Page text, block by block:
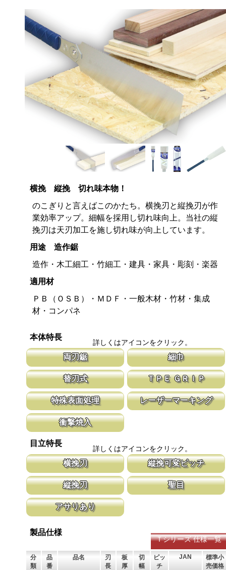
横挽 縦挽 切れ味本物！
のこぎりと言えばこのかたち。横挽刃と縦挽刃が作
業効率アップ。細幅を採用し切れ味向上。当社の縦
挽刃は天刃加工を施し切れ味が向上しています。
用途 造作鋸
造作・木工細工・竹細工・建具・家具・彫刻・楽器
適用材
ＰＢ（ＯＳＢ）・ＭＤＦ・一般木材・竹材・集成
材・コンパネ
本体特長
詳しくはアイコンをクリック。
両刃鋸
縦挽刃と横挽刃が１丁で使用頂ける造作用の両刃鋸です。 造作鋸
は目立ピッチが標準より小さな目立てを施し、仕上がりも重視して
います。
細巾
刃幅が従来のサイズよりも細くしてあり
幅が細いと安定性が増し、切れ味が向上し
替刃式
新しい鋸刃に取り替える事で、ご購入時の切れ味が復活します。
鋸刃のマーキング（右下）に替刃品番を明記しています。
ＴＰＥ ＧＲＩＰ
グリップ全体を軟質の樹脂で覆い、握りや
性を向上させ、和柄を採用したデザインが
す。
特殊表面処理
鋸刃表面にメッキ処理をして、サビから鋸をまもっています。 サ
ビにより切断材料を汚す心配がありません。
レーザーマーキング
衝撃焼入
耐摩耗性に優れ、粘りのある刃に仕上がります。これが永切れする
目立特長
詳しくはアイコンをクリック。
横挽刃
木材の繊維をある一定の巾で連続して切り落とす仕組みになってい
ます。 横挽刃を縦挽に使用すると、けっして良好な切れ味は望め
ません。
縦挽可変ピッチ
刃先はピッチが大きく、刃元へ行くほど小
体で均等に切進むことが出来るようにした
縦挽刃
刃の先端部分が平らになっており、彫刻刀（平刀）のような刃が連
なって材木の表面を削り取って行きます。
聖目
アサリあり
まれないようにしています。 板厚より切幅は大きくなります。
製品仕様
Ｔシリーズ 仕様一覧
分
類
品
番
品名
刃
長
板
厚
切
幅
ピッ
チ
JAN
標準小
売価格